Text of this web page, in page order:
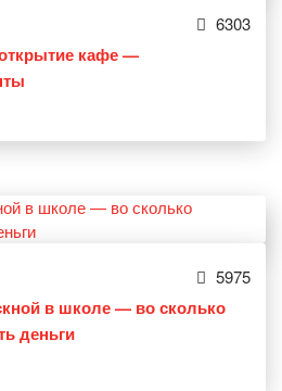
6303
кафе —
5975
в школе — во сколько
деньги